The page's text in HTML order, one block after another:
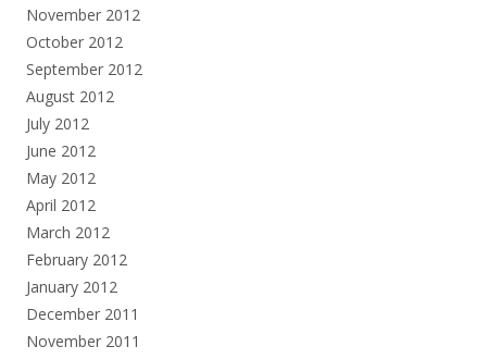
November 2012
October 2012
September 2012
August 2012
July 2012
June 2012
May 2012
April 2012
March 2012
February 2012
January 2012
December 2011
November 2011